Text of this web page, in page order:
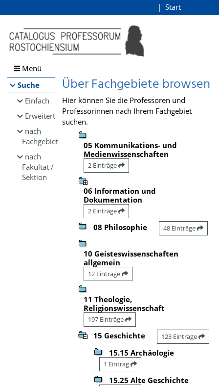
Browsen
direkt zum Inhalt
Start
Menü
Suche
Einfach
Erweitert
nach
Fachgebiet
nach
Fakultät /
Sektion
Über Fachgebiete browsen
Hier können Sie die Professoren und
Professorinnen nach Ihrem Fachgebiet
suchen.
05 Kommunikations- und
Medienwissenschaften
2 Einträge
06 Information und
Dokumentation
2 Einträge
08 Philosophie 48 Einträge
10 Geisteswissenschaften
allgemein
12 Einträge
11 Theologie,
Religionswissenschaft
197 Einträge
15 Geschichte 123 Einträge
15.15 Archäologie
1 Eintrag
15.25 Alte Geschichte